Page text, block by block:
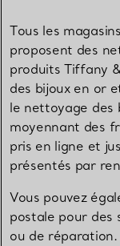
Tous les
proposent des
produits Tiffany
des bijoux en or
le nettoyage des
moyennant des
pris en ligne et
présentés par
Vous pouvez
postale pour des
ou de réparation.